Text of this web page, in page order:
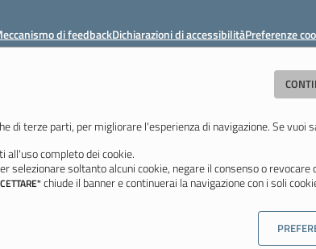
di terze parti, per migliorare l'esperienza di navigazione. Se vuoi
all'uso completo dei cookie.
selezionare soltanto alcuni cookie, negare il consenso o revocare
chiude il banner e continuerai la navigazione con i soli
di feedbackDichiarazioni di accessibilitàPreferenze
059 771195 - Fax 059 764354 - Email:
Codice meccanografico: mois00200c - C.F. 94058180368
Ultimo aggiornamento: Lunedì, 3 Agosto 2026 ore 12:05